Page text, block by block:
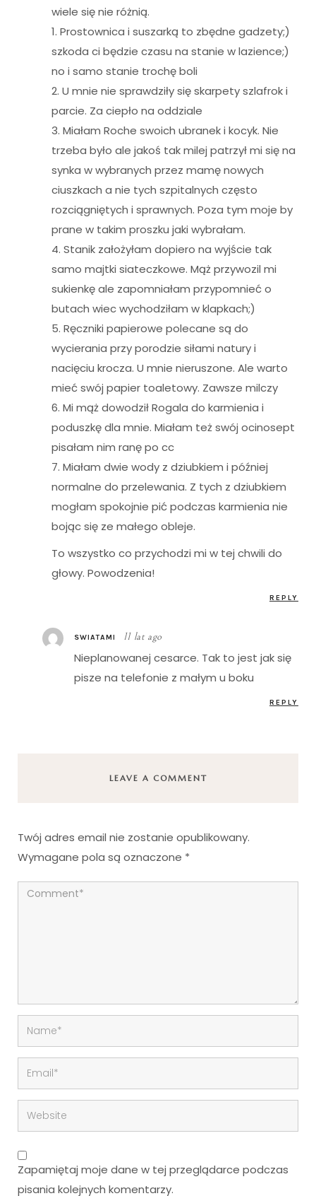
wiele się nie różnią.
1. Prostownica i suszarką to zbędne gadzety;)
szkoda ci będzie czasu na stanie w lazience;)
no i samo stanie trochę boli
2. U mnie nie sprawdziły się skarpety szlafrok i
parcie. Za ciepło na oddziale
3. Miałam Roche swoich ubranek i kocyk. Nie
trzeba było ale jakoś tak milej patrzył mi się na
synka w wybranych przez mamę nowych
ciuszkach a nie tych szpitalnych często
rozciągniętych i sprawnych. Poza tym moje by
prane w takim proszku jaki wybrałam.
4. Stanik założyłam dopiero na wyjście tak
samo majtki siateczkowe. Mąż przywozil mi
sukienkę ale zapomniałam przypomnieć o
butach wiec wychodziłam w klapkach;)
5. Ręczniki papierowe polecane są do
wycierania przy porodzie siłami natury i
nacięciu krocza. U mnie nieruszone. Ale warto
mieć swój papier toaletowy. Zawsze milczy
6. Mi mąż dowodził Rogala do karmienia i
poduszkę dla mnie. Miałam też swój ocinosept
pisałam nim ranę po cc
7. Miałam dwie wody z dziubkiem i później
normalne do przelewania. Z tych z dziubkiem
mogłam spokojnie pić podczas karmienia nie
bojąc się ze małego obleje.
To wszystko co przychodzi mi w tej chwili do
głowy. Powodzenia!
REPLY
SWIATAMI 11 lat ago
Nieplanowanej cesarce. Tak to jest jak się
pisze na telefonie z małym u boku
REPLY
LEAVE A COMMENT
Twój adres email nie zostanie opublikowany.
Wymagane pola są oznaczone *
Zapamiętaj moje dane w tej przeglądarce podczas
pisania kolejnych komentarzy.